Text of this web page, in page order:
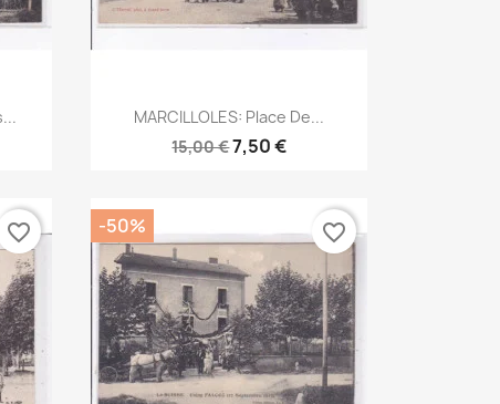
Aperçu rapide
MARCILLOLES: Place De...
15,00 €7,50 €
favorite_border -50% favorite_border